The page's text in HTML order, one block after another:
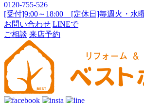
0120-755-526
[受付]9:00～18:00 [定休日]毎週火・水
お問い合わせ LINEで
ご相談 来店予約